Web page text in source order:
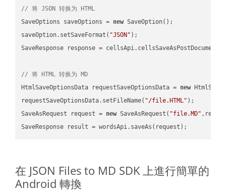
// 将 JSON 转换为 HTML
SaveOptions saveOptions = new SaveOption();
saveOption.setSaveFormat( "JSON" );
SaveResponse response =
// 将 HTML 转换为 MD
HtmlSaveOptionsData requestSaveOptionsData = new
requestSaveOptionsData.setFileName( "/file.HTML" );
SaveAsRequest request = new SaveAsRequest( "file.MD"
在 JSON Files to MD SDK 上進行簡單的
Android 轉換